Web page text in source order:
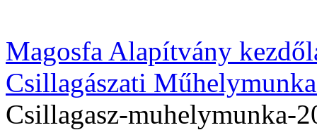
Magosfa Alapítvány
Csillagászati
Csillagasz-muhelymunka-